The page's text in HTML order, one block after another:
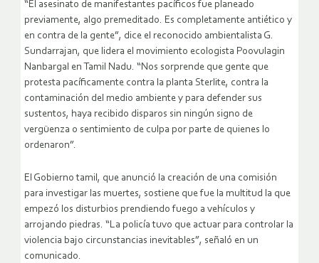
“El asesinato de manifestantes pacíficos fue planeado
previamente, algo premeditado. Es completamente antiético y
en contra de la gente”, dice el reconocido ambientalista G.
Sundarrajan, que lidera el movimiento ecologista Poovulagin
Nanbargal en Tamil Nadu. “Nos sorprende que gente que
protesta pacíficamente contra la planta Sterlite, contra la
contaminación del medio ambiente y para defender sus
sustentos, haya recibido disparos sin ningún signo de
vergüenza o sentimiento de culpa por parte de quienes lo
ordenaron”.
El Gobierno tamil, que anunció la creación de una comisión
para investigar las muertes, sostiene que fue la multitud la que
empezó los disturbios prendiendo fuego a vehículos y
arrojando piedras. “La policía tuvo que actuar para controlar la
violencia bajo circunstancias inevitables”, señaló en un
comunicado.